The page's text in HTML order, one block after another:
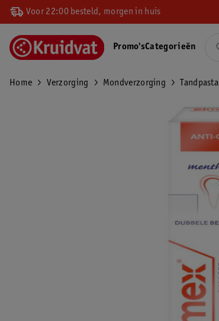
Voor 22:00 besteld, morgen in huis
Promo'sCategorieën
Home Verzorging Mondverzorging Tandpasta